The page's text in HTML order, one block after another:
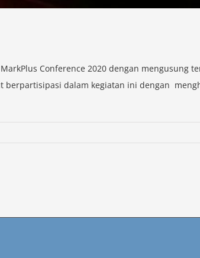
Conference 2020 dengan mengusung
berpartisipasi dalam kegiatan ini dengan